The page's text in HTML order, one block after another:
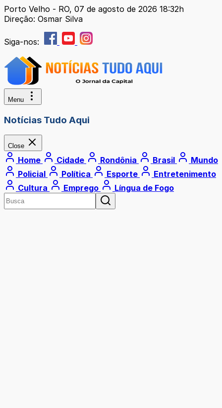
Porto Velho - RO, 07 de agosto de 2026 18:32h
Direção: Osmar Silva
Siga-nos:
Menu
Notícias Tudo Aqui
Close
Home Cidade Rondônia Brasil
Mundo
Policial
Política Esporte
Entretenimento
Cultura
Emprego Língua de Fogo